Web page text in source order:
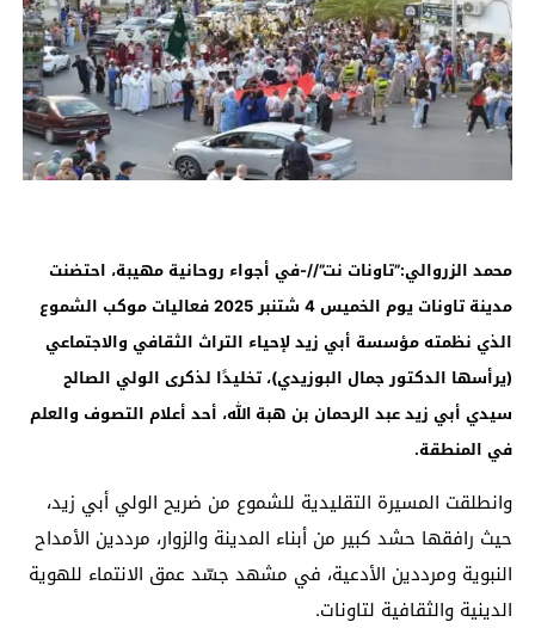
محمد الزروالي:”تاونات نت”//-في أجواء روحانية مهيبة، احتضنت
مدينة تاونات يوم الخميس 4 شتنبر 2025 فعاليات موكب الشموع
الذي نظمته مؤسسة أبي زيد لإحياء التراث الثقافي والاجتماعي
(يرأسها الدكتور جمال البوزيدي)، تخليدًا لذكرى الولي الصالح
سيدي أبي زيد عبد الرحمان بن هبة الله، أحد أعلام التصوف والعلم
في المنطقة.
وانطلقت المسيرة التقليدية للشموع من ضريح الولي أبي زيد،
حيث رافقها حشد كبير من أبناء المدينة والزوار، مرددين الأمداح
النبوية ومرددين الأدعية، في مشهد جسّد عمق الانتماء للهوية
الدينية والثقافية لتاونات.